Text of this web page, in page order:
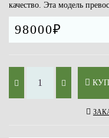
качество. Эта модель
98000₽